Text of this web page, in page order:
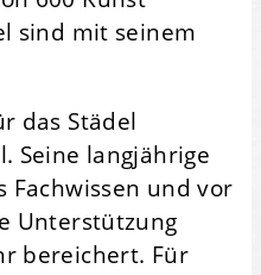
sind mit seinem
das Städel
Seine langjährige
Fachwissen und vor
Unterstützung
bereichert. Für